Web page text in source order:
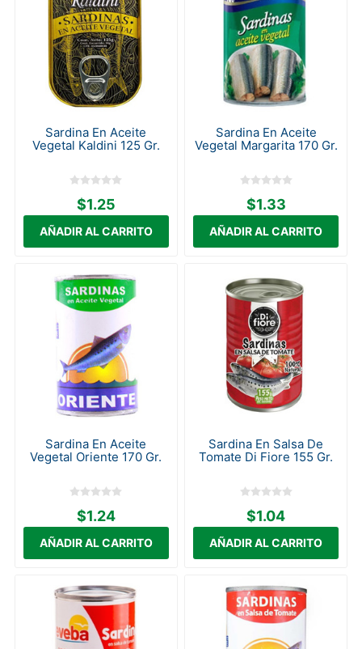
Sardina En Aceite
Vegetal Kaldini 125 Gr.
$1.25
Sardina En Aceite
Vegetal Margarita 170 Gr.
$1.33
Sardina En Aceite
Vegetal Oriente 170 Gr.
$1.24
Sardina En Salsa De
Tomate Di Fiore 155 Gr.
$1.04